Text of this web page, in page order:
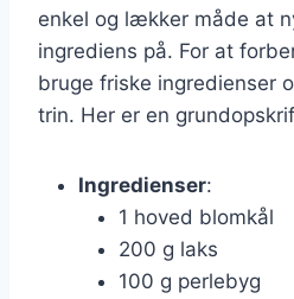
enkel og lækker måde at
ingrediens på. For at
bruge friske ingredienser
trin. Her er en
Ingredienser:
1 hoved blomkål
200 g laks
100 g perlebyg